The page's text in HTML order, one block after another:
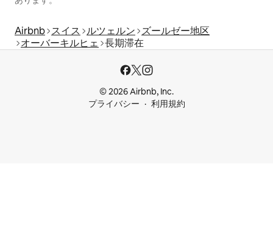
Airbnb スイス ルツェルン ズールゼー地区
オーバーキルヒェ 長期滞在
© 2026 Airbnb, Inc.
プライバシー
利用規約